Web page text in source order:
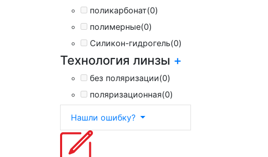
поликарбонат(0)
полимерные(0)
Силикон-гидрогель(0)
Технология линзы +
без поляризации(0)
поляризационная(0)
Нашли ошибку?